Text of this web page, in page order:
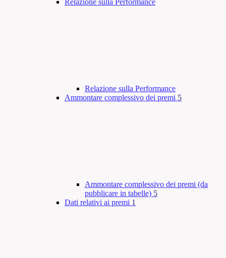
Relazione sulla Performance
Ammontare complessivo dei premi 5
Ammontare complessivo dei premi (da
pubblicare in tabelle) 5
Dati relativi ai premi 1